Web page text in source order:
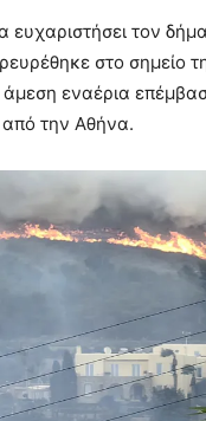
ευχαριστήσει τον
στο σημείο
άμεση εναέρια
την Αθήνα.